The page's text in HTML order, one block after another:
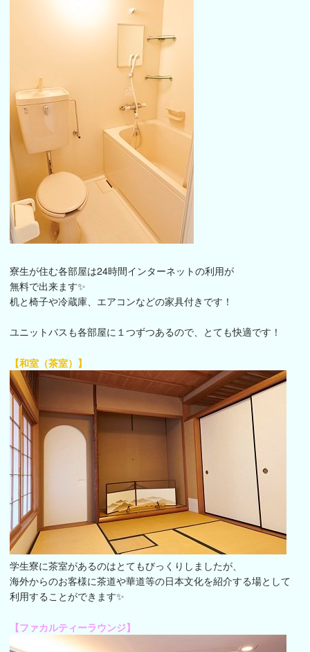
寮生が住む各部屋は24時間インターネットの利用が
無料で出来ます✨
机と椅子や冷蔵庫、エアコンなどの家具付きです！
ユニットバスも各部屋に１つずつあるので、とても快適です！
【和室（茶室）】
学生寮に茶室があるのはとてもびっくりしましたが、
海外からのお客様に茶道や華道等の日本文化を紹介する場として
利用することができます✨
【ファカルティーラウンジ】